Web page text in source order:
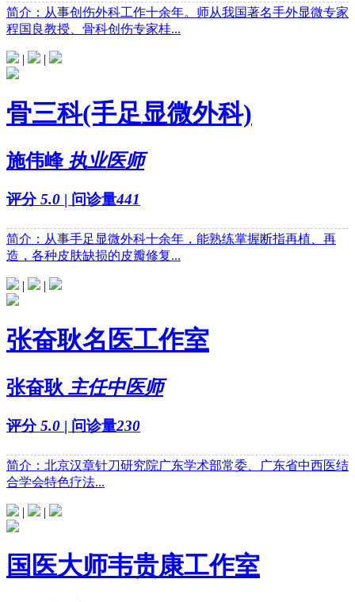
简介：从事创伤外科工作十余年。师从我国著名手外显微专家
程国良教授、骨科创伤专家桂...
| |
骨三科(手足显微外科)
施伟峰 执业医师
评分5.0 | 问诊量441
简介：从事手足显微外科十余年，能熟练掌握断指再植、再
造，各种皮肤缺损的皮瓣修复...
| |
张奋耿名医工作室
张奋耿 主任中医师
评分5.0 | 问诊量230
简介：北京汉章针刀研究院广东学术部常委、广东省中西医结
合学会特色疗法...
| |
国医大师韦贵康工作室